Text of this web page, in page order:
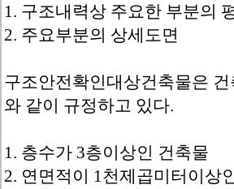
1. 구조내력상 주요한 부분의
2. 주요부분의 상세도면
구조안전확인대상건축물은
와 같이 규정하고 있다.
1. 층수가 3층이상인 건축물
2. 연면적이 1천제곱미터이상